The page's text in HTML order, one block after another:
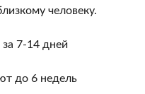
человеку.
за 7-14 дней
до 6 недель